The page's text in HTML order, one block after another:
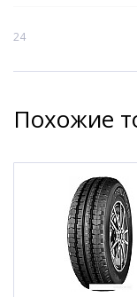
24
Похожие